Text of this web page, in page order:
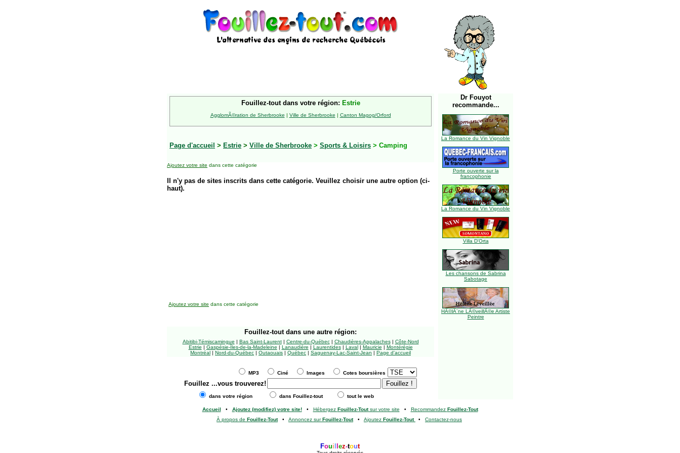
Fouillez-tout dans votre région: Estrie
AgglomÃ©ration de Sherbrooke | Ville de Sherbrooke | Canton Magog/Orford
Page d'accueil > Estrie > Ville de Sherbrooke > Sports & Loisirs > Camping
Ajoutez votre site dans cette catégorie
Il n'y pas de sites inscrits dans cette catégorie. Veuillez choisir une autre option (ci-
haut).
Dr Fouyot
recommande...
La Romance du Vin Vignoble
Porte ouverte sur la
francophonie
La Romance du Vin Vignoble
Villa D'Orta
Les chansons de Sabrina
Sabotage
HÃ©lÃ¨ne LÃ©veillÃ©e Artiste
Peintre
Ajoutez votre site dans cette catégorie
Fouillez-tout dans une autre région:
Abitibi-Témiscamingue | Bas Saint-Laurent| Centre-du-Québec| Chaudières-Appalaches| Côte-Nord
Estrie | Gaspésie-Îles-de-la-Madeleine | Lanaudière | Laurentides| Laval| Mauricie | Montérégie
Montréal | Nord-du-Québec | Outaouais | Québec | Saguenay-Lac-Saint-Jean | Page d'accueil
MP3 Ciné Images Cotes boursières
Fouillez ...vous trouverez!
dans votre région dans Fouillez-tout tout le web
Accueil • Ajoutez (modifiez) votre site!• Hébergez Fouillez-Toutsur votre site • Recommandez Fouillez-Tout
À propos de Fouillez-Tout• Annoncez surFouillez-Tout• Ajoutez Fouillez-Tout • Contactez-nous
Foui ez-tout